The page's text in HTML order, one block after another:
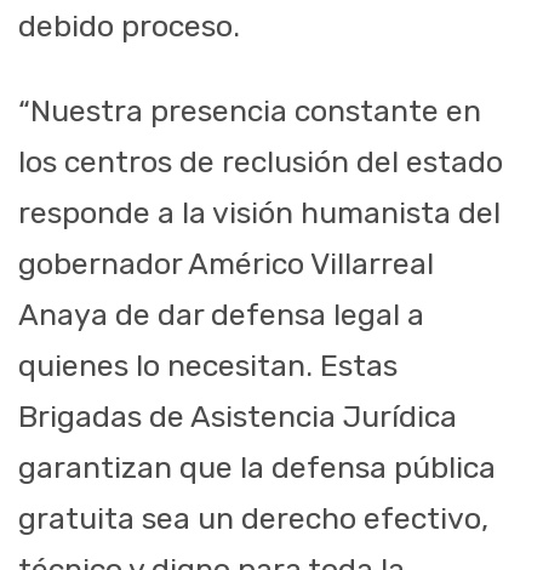
debido proceso.
“Nuestra presencia constante en
los centros de reclusión del estado
responde a la visión humanista del
gobernador Américo Villarreal
Anaya de dar defensa legal a
quienes lo necesitan. Estas
Brigadas de Asistencia Jurídica
garantizan que la defensa pública
gratuita sea un derecho efectivo,